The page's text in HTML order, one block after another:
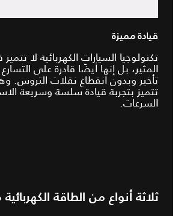
قيادة مميزة
تكنولوجيا السيارات الكهربائية لا
المثير، بل إنها أيضًا قادرة على
تأخير وبدون انقطاع نقلات التروس.
تتميز بتجربة قيادة سلسة وسريعة
السرعات.
ثلاثة أنواع من الطاقة